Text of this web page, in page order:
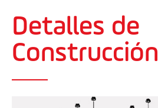
Detalles de
Construcción